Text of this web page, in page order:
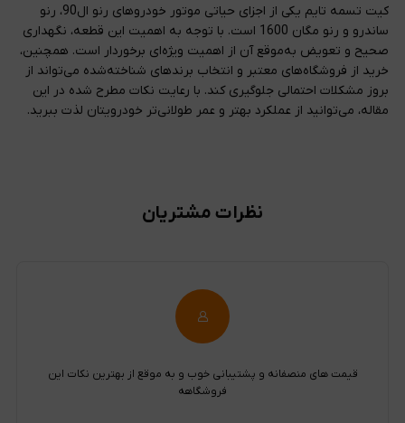
کیت تسمه تایم یکی از اجزای حیاتی موتور خودروهای رنو ال90، رنو
ساندرو و رنو مگان 1600 است. با توجه به اهمیت این قطعه، نگهداری
صحیح و تعویض به‌موقع آن از اهمیت ویژه‌ای برخوردار است. همچنین،
خرید از فروشگاه‌های معتبر و انتخاب برندهای شناخته‌شده می‌تواند از
بروز مشکلات احتمالی جلوگیری کند. با رعایت نکات مطرح شده در این
مقاله، می‌توانید از عملکرد بهتر و عمر طولانی‌تر خودرویتان لذت ببرید.
نظرات مشتریان
قیمت های منصفانه و پشتیبانی خوب و به موقع از بهترین نکات این
فروشگاهه